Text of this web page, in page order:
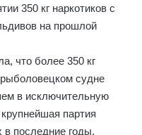
350 кг наркотиков с
на прошлой
что более 350 кг
судне
в исключительную
партия
в последние годы.